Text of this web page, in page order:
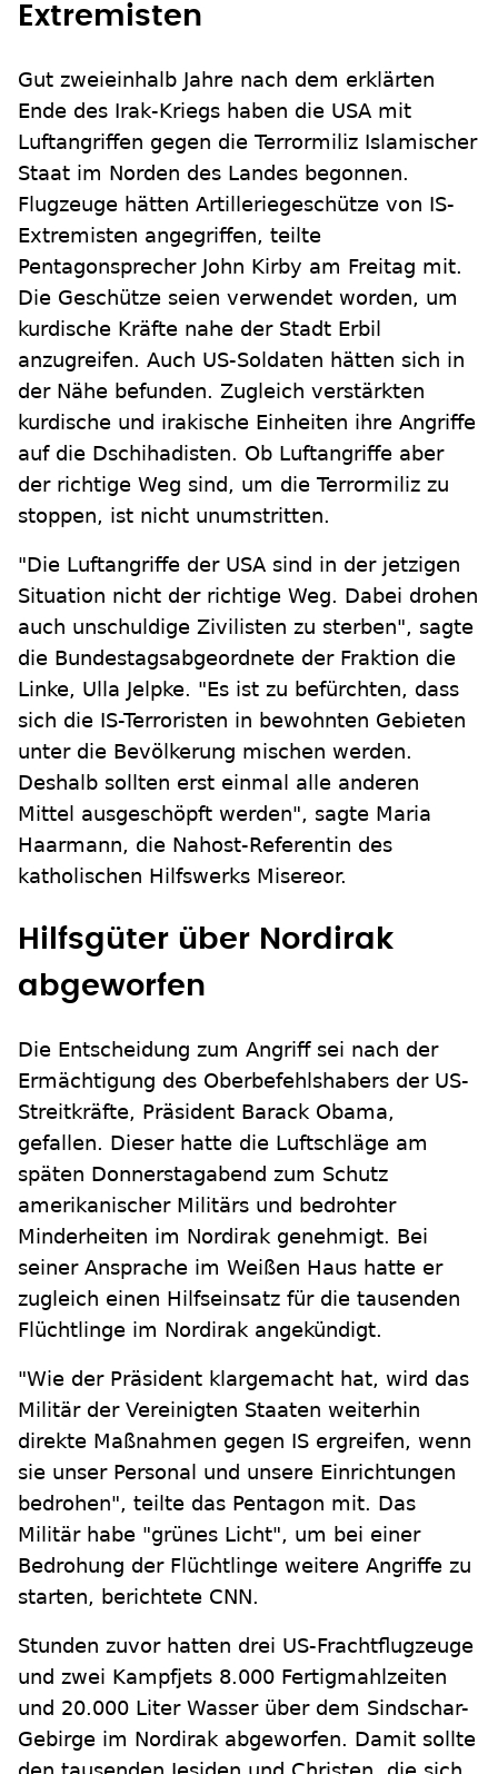
Extremisten
Gut zweieinhalb Jahre nach dem erklärten
Ende des Irak-Kriegs haben die USA mit
Luftangriffen gegen die Terrormiliz Islamischer
Staat im Norden des Landes begonnen.
Flugzeuge hätten Artilleriegeschütze von IS-
Extremisten angegriffen, teilte
Pentagonsprecher John Kirby am Freitag mit.
Die Geschütze seien verwendet worden, um
kurdische Kräfte nahe der Stadt Erbil
anzugreifen. Auch US-Soldaten hätten sich in
der Nähe befunden. Zugleich verstärkten
kurdische und irakische Einheiten ihre Angriffe
auf die Dschihadisten. Ob Luftangriffe aber
der richtige Weg sind, um die Terrormiliz zu
stoppen, ist nicht unumstritten.
"Die Luftangriffe der USA sind in der jetzigen
Situation nicht der richtige Weg. Dabei drohen
auch unschuldige Zivilisten zu sterben", sagte
die Bundestagsabgeordnete der Fraktion die
Linke, Ulla Jelpke. "Es ist zu befürchten, dass
sich die IS-Terroristen in bewohnten Gebieten
unter die Bevölkerung mischen werden.
Deshalb sollten erst einmal alle anderen
Mittel ausgeschöpft werden", sagte Maria
Haarmann, die Nahost-Referentin des
katholischen Hilfswerks Misereor.
Hilfsgüter über Nordirak
abgeworfen
Die Entscheidung zum Angriff sei nach der
Ermächtigung des Oberbefehlshabers der US-
Streitkräfte, Präsident Barack Obama,
gefallen. Dieser hatte die Luftschläge am
späten Donnerstagabend zum Schutz
amerikanischer Militärs und bedrohter
Minderheiten im Nordirak genehmigt. Bei
seiner Ansprache im Weißen Haus hatte er
zugleich einen Hilfseinsatz für die tausenden
Flüchtlinge im Nordirak angekündigt.
"Wie der Präsident klargemacht hat, wird das
Militär der Vereinigten Staaten weiterhin
direkte Maßnahmen gegen IS ergreifen, wenn
sie unser Personal und unsere Einrichtungen
bedrohen", teilte das Pentagon mit. Das
Militär habe "grünes Licht", um bei einer
Bedrohung der Flüchtlinge weitere Angriffe zu
starten, berichtete CNN.
Stunden zuvor hatten drei US-Frachtflugzeuge
und zwei Kampfjets 8.000 Fertigmahlzeiten
und 20.000 Liter Wasser über dem Sindschar-
Gebirge im Nordirak abgeworfen. Damit sollte